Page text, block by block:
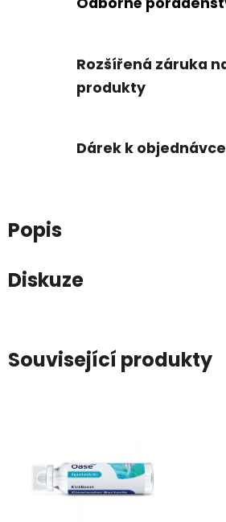
Rozšířená záruka
produkty
Dárek k
Popis
Diskuze
Související produkty